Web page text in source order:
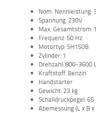
Nom. Nennleistung:
Spannung: 230V
Max. Gesamtstrom:
Frequenz: 50 Hz
Motortyp: SH150B
Zylinder: 1
Drehzahl: 800-3600
Kraftstoff: Benzin
Handstarter
Gewicht: 23 kg
Schalldruckpegel: 65
Abemessung (L x B